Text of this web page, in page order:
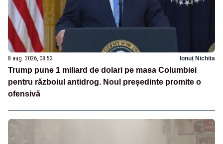
8 aug. 2026, 08:53 Ionuț Nichita
Trump pune 1 miliard de dolari pe masa Columbiei
pentru războiul antidrog. Noul președinte promite o
ofensivă